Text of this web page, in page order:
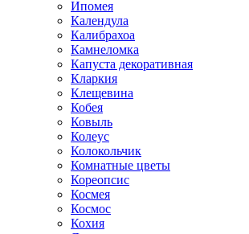
Ипомея
Календула
Калибрахоа
Камнеломка
Капуста декоративная
Кларкия
Клещевина
Кобея
Ковыль
Колеус
Колокольчик
Комнатные цветы
Кореопсис
Космея
Космос
Кохия